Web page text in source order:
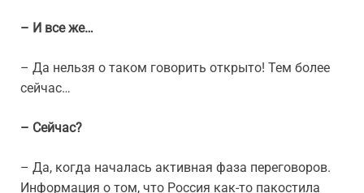
– И все же…
– Да нельзя о таком говорить открыто! Тем более
сейчас…
– Сейчас?
– Да, когда началась активная фаза переговоров.
Информация о том, что Россия как-то пакостила